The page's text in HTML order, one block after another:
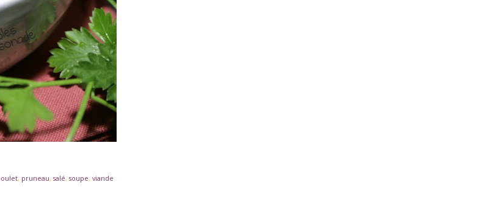
, pruneau, salé, soupe, viande